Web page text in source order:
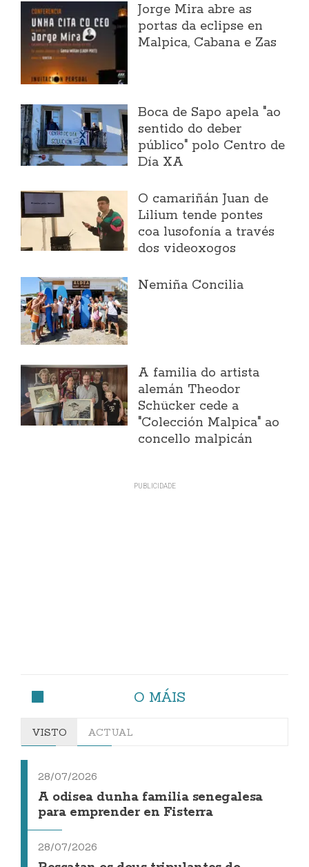
Jorge Mira abre as
portas da eclipse en
Malpica, Cabana e Zas
Boca de Sapo apela "ao
sentido do deber
público" polo Centro de
Día XA
O camariñán Juan de
Lilium tende pontes
coa lusofonía a través
dos videoxogos
Nemiña Concilia
A familia do artista
alemán Theodor
Schücker cede a
"Colección Malpica" ao
concello malpicán
O MÁIS
VISTO ACTUAL
28/07/2026
A odisea dunha familia senegalesa
para emprender en Fisterra
28/07/2026